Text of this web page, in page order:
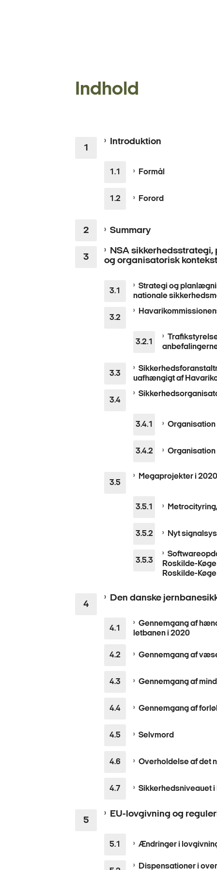
Indhold
Introduktion
Formål
Forord
Summary
NSA
og organisatorisk kontekst
Strategi og
nationale
uafhængigt af
Organisation
Organisation
Megaprojekter i 2020
Nyt
Roskilde-
Roskilde-
Den danske
Gennemgang af
letbanen i 2020
Gennemgang af
Gennemgang af
Gennemgang af
Selvmord
Overholdelse af det
Sikkerhedsniveauet i
EU-lovgivning og
Ændringer i
Dispensationer i